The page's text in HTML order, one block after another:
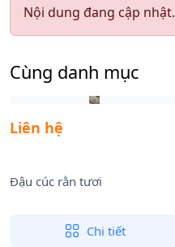
Nội dung đang cập nhật.
Cùng danh mục
Liên hệ
Đậu cúc rằn tươi
Chi tiết